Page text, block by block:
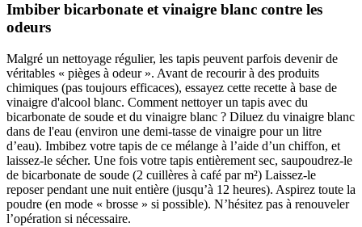
Imbiber bicarbonate et vinaigre blanc contre les
odeurs
Malgré un nettoyage régulier, les tapis peuvent parfois devenir de
véritables « pièges à odeur ». Avant de recourir à des produits
chimiques (pas toujours efficaces), essayez cette recette à base de
vinaigre d'alcool blanc. Comment nettoyer un tapis avec du
bicarbonate de soude et du vinaigre blanc ? Diluez du vinaigre blanc
dans de l'eau (environ une demi-tasse de vinaigre pour un litre
d’eau). Imbibez votre tapis de ce mélange à l’aide d’un chiffon, et
laissez-le sécher. Une fois votre tapis entièrement sec, saupoudrez-le
de bicarbonate de soude (2 cuillères à café par m²) Laissez-le
reposer pendant une nuit entière (jusqu’à 12 heures). Aspirez toute la
poudre (en mode « brosse » si possible). N’hésitez pas à renouveler
l’opération si nécessaire.